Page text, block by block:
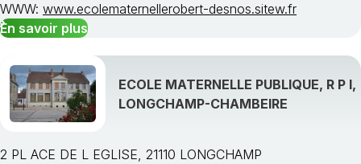
WWW: www.ecolematernellerobert-desnos.sitew.fr
En savoir plus
ECOLE MATERNELLE PUBLIQUE, R P I,
LONGCHAMP-CHAMBEIRE
2 PL ACE DE L EGLISE, 21110 LONGCHAMP